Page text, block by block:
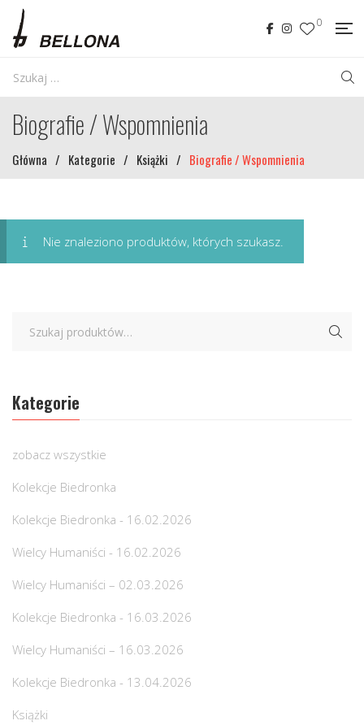
0
Biografie / Wspomnienia
Główna / Kategorie / Książki / Biografie / Wspomnienia
Nie znaleziono produktów, których szukasz.
Kategorie
zobacz wszystkie
Kolekcje Biedronka
Kolekcje Biedronka - 16.02.2026
Wielcy Humaniści - 16.02.2026
Wielcy Humaniści – 02.03.2026
Kolekcje Biedronka - 16.03.2026
Wielcy Humaniści – 16.03.2026
Kolekcje Biedronka - 13.04.2026
Książki